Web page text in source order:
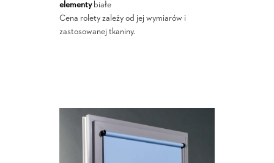
elementybiałe
Cena rolety zależy od jej wymiarów i
zastosowanej tkaniny.